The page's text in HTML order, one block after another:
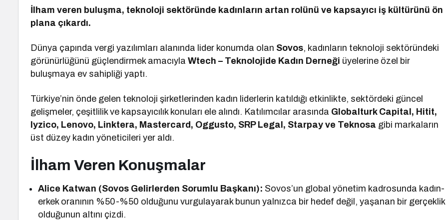
İlham veren buluşma, teknoloji sektöründe kadınların artan rolünü ve kapsayıcı iş kültürünü ön
plana çıkardı.
Dünya çapında vergi yazılımları alanında lider konumda olan Sovos, kadınların teknoloji sektöründeki
görünürlüğünü güçlendirmek amacıylaWtech – Teknolojide Kadın Derneği üyelerine özel bir
buluşmaya ev sahipliği yaptı.
Türkiye’nin önde gelen teknoloji şirketlerinden kadın liderlerin katıldığı etkinlikte, sektördeki güncel
gelişmeler, çeşitlilik ve kapsayıcılık konuları ele alındı. Katılımcılar arasında Globalturk Capital, Hitit,
Iyzico, Lenovo, Linktera, Mastercard, Oggusto, SRP Legal, Starpay ve Teknosa gibi markaların
üst düzey kadın yöneticileri yer aldı.
İlham Veren Konuşmalar
Alice Katwan (Sovos Gelirlerden Sorumlu Başkanı): Sovos’un global yönetim kadrosunda kadın-
erkek oranının %50-%50 olduğunu vurgulayarak bunun yalnızca bir hedef değil, yaşanan bir gerçeklik
olduğunun altını çizdi.